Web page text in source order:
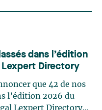
dans l’édition
Lexpert Directory
que 42 de nos
l’édition 2026 du
Lexpert Directory.